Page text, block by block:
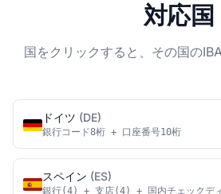
対応国
国をクリックすると、その国の
ドイツ (DE)
銀行コード8桁 + 口座番号10桁
スペイン (ES)
銀行(4) + 支店(4) + 国内チェックデ